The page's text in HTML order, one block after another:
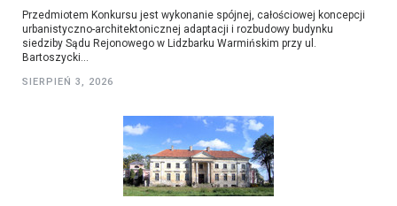
Przedmiotem Konkursu jest wykonanie spójnej, całościowej koncepcji
urbanistyczno-architektonicznej adaptacji i rozbudowy budynku
siedziby Sądu Rejonowego w Lidzbarku Warmińskim przy ul.
Bartoszycki...
SIERPIEŃ 3, 2026